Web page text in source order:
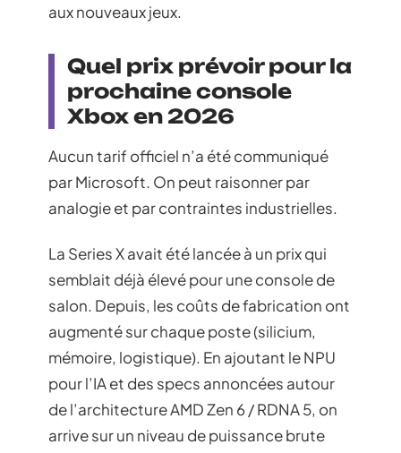
aux nouveaux jeux.
Quel prix prévoir pour la
prochaine console
Xbox en 2026
Aucun tarif officiel n’a été communiqué
par Microsoft. On peut raisonner par
analogie et par contraintes industrielles.
La Series X avait été lancée à un prix qui
semblait déjà élevé pour une console de
salon. Depuis, les coûts de fabrication ont
augmenté sur chaque poste (silicium,
mémoire, logistique). En ajoutant le NPU
pour l’IA et des specs annoncées autour
de l’architecture AMD Zen 6 / RDNA 5, on
arrive sur un niveau de puissance brute